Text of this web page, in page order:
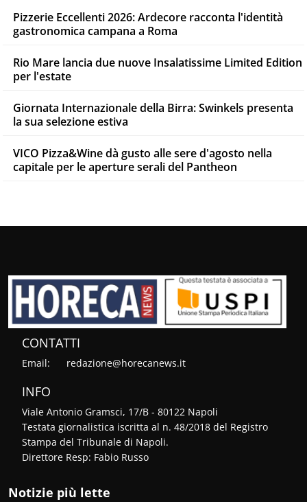
Pizzerie Eccellenti 2026: Ardecore racconta l'identità
gastronomica campana a Roma
Rio Mare lancia due nuove Insalatissime Limited Edition
per l'estate
Giornata Internazionale della Birra: Swinkels presenta
la sua selezione estiva
VICO Pizza&Wine dà gusto alle sere d'agosto nella
capitale per le aperture serali del Pantheon
CONTATTI
Email: redazione@horecanews.it
INFO
Viale Antonio Gramsci, 17/B - 80122 Napoli
Testata giornalistica iscritta al n. 48/2018 del Registro
Stampa del Tribunale di Napoli.
Direttore Resp: Fabio Russo
Notizie più lette